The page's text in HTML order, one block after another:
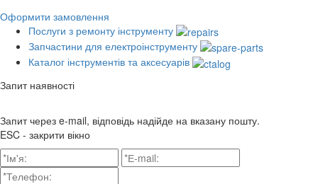
Оформити замовлення
Послуги з ремонту інструменту
Запчастини для електроінструменту
Каталог інструментів та аксесуарів
Запит наявності
Запит через e-mail, відповідь надійде на вказану пошту.
ESC - закрити вікно